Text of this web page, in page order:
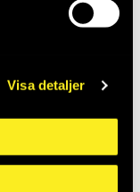
Visa detaljer